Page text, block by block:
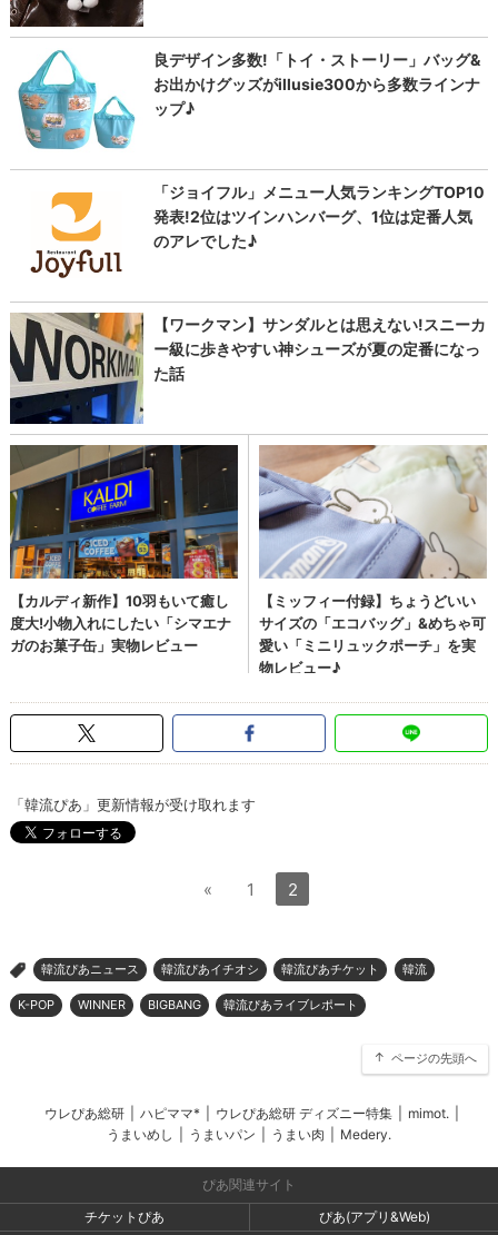
「韓流ぴあ」更新情報が受け取れます
« 1 2
> 韓流ぴあニュース 韓流ぴあイチオシ 韓流ぴあチケット 韓流
K-POP WINNER BIGBANG 韓流ぴあライブレポート
ページの先頭へ
ウレぴあ総研 ハピママ* ウレぴあ総研 ディズニー特集 mimot.
うまいめし
うまいパン うまい肉 Medery.
ぴあ関連サイト
チケットぴあ
ぴあ(アプリ&Web)